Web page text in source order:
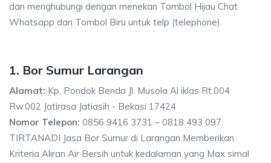
dan menghubungi dengan menekan Tombol Hijau Chat
Whatsapp dan Tombol Biru untuk telp (telephone).
1. Bor Sumur Larangan
Alamat: Kp. Pondok Benda Jl. Musola Al iklas Rt.004
Rw.002 Jatirasa Jatiasih - Bekasi 17424
Nomor Telepon: 0856 9416 3731 – 0818 493 097
TIRTANADI Jasa Bor Sumur di Larangan Memberikan
Kriteria Aliran Air Bersih untuk kedalaman yang Max simal